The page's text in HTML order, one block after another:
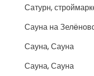
Сатурн,
Сауна на
Сауна, Сауна
Сауна, Сауна